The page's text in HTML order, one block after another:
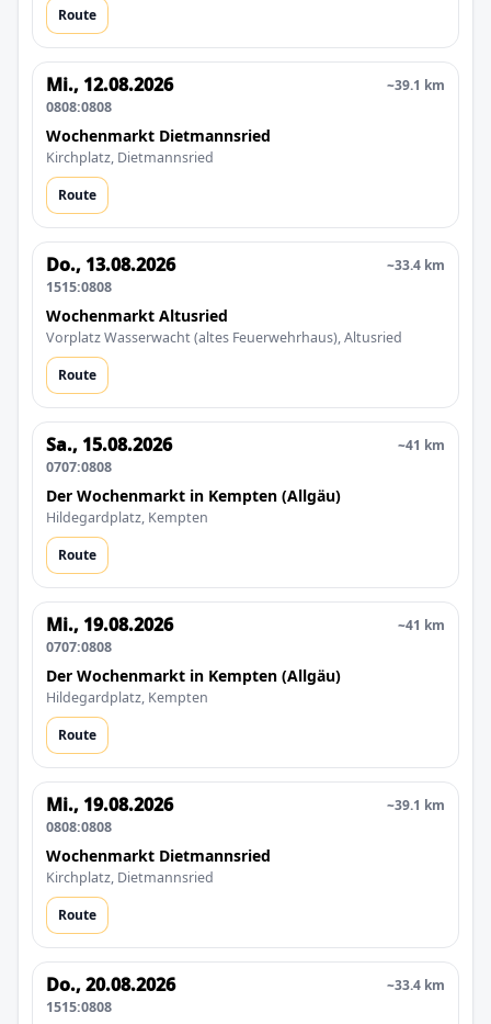
Route
Mi., 12.08.2026
0808:0808
~39.1 km
Wochenmarkt Dietmannsried
Kirchplatz, Dietmannsried
Route
Do., 13.08.2026
1515:0808
~33.4 km
Wochenmarkt Altusried
Vorplatz Wasserwacht (altes Feuerwehrhaus), Altusried
Route
Sa., 15.08.2026
0707:0808
~41 km
Der Wochenmarkt in Kempten (Allgäu)
Hildegardplatz, Kempten
Route
Mi., 19.08.2026
0707:0808
~41 km
Der Wochenmarkt in Kempten (Allgäu)
Hildegardplatz, Kempten
Route
Mi., 19.08.2026
0808:0808
~39.1 km
Wochenmarkt Dietmannsried
Kirchplatz, Dietmannsried
Route
Do., 20.08.2026
1515:0808
~33.4 km